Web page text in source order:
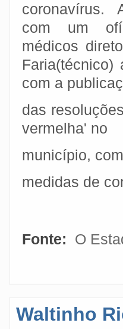
coronavírus.
com um
médicos
com a
das
vermelha' no
município,
medidas de
Fonte: O
Waltinho